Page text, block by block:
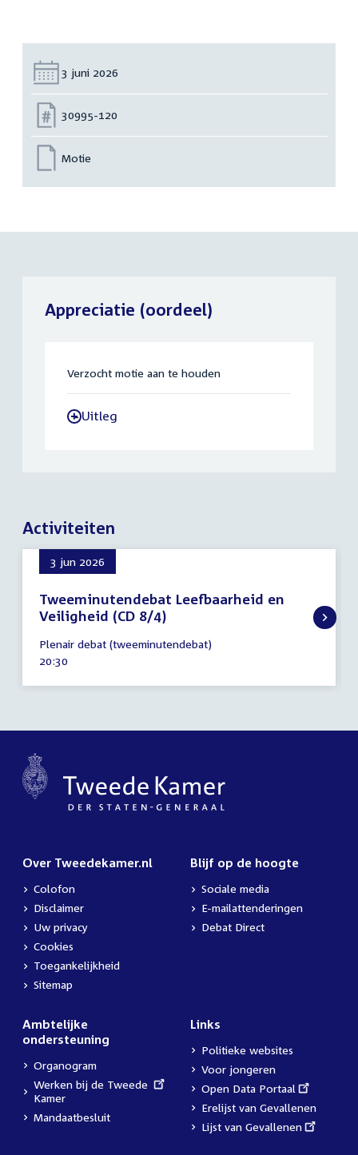
Datum:
3 juni 2026
Nummer:
30995-120
Motie
Appreciatie (oordeel)
Verzocht motie aan te houden
-Uitleg
Activiteiten
3 jun 2026
Tweeminutendebat Leefbaarheid en
Veiligheid (CD 8/4)
juni
2026
Plenair debat (tweeminutendebat)
Tijd
20:30
Over Tweedekamer.nl
Colofon
Disclaimer
Uw privacy
Cookies
Toegankelijkheid
Sitemap
Blijf op de hoogte
Sociale media
E-mailattenderingen
Debat Direct
Ambtelijke
ondersteuning
Organogram
External
link:
Werken bij de Tweede
Kamer
Mandaatbesluit
Links
Politieke websites
Voor jongeren
External
link:
Open Data Portaal
Erelijst van Gevallenen
External
Lijst van Gevallenen